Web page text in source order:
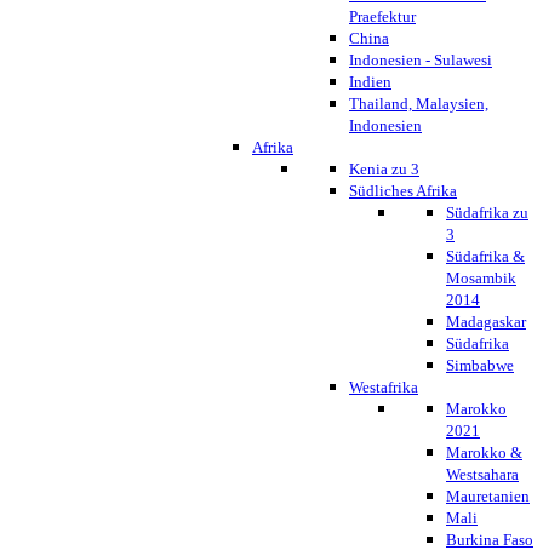
Praefektur
China
Indonesien - Sulawesi
Indien
Thailand, Malaysien,
Indonesien
Afrika
Kenia zu 3
Südliches Afrika
Südafrika zu
3
Südafrika &
Mosambik
2014
Madagaskar
Südafrika
Simbabwe
Westafrika
Marokko
2021
Marokko &
Westsahara
Mauretanien
Mali
Burkina Faso